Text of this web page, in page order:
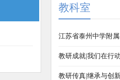
教科室
江苏省泰州中学附
教研成就|我们在行
教研传真|继承与创